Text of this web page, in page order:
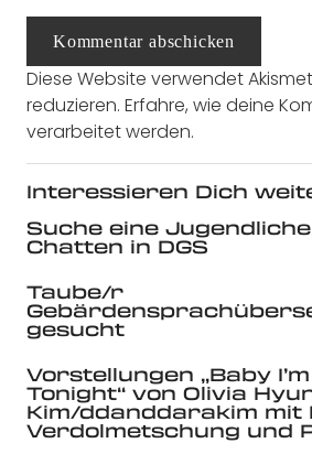
Kommentar abschicken
Diese Website verwendet
reduzieren. Erfahre, wie deine
verarbeitet werden.
Interessieren Dich
Suche eine
Chatten in DGS
Taube/r
gesucht
Vorstellungen „Baby
Tonight“ von Olivia
Kim/ddanddarakim mit
Verdolmetschung und